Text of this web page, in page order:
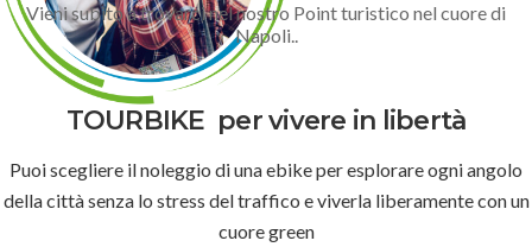
Vieni subito a trovarci nel nostro Point turistico nel cuore di
Napoli..
TOURBIKE per vivere in libertà
Puoi scegliere il noleggio di una ebike per esplorare ogni angolo
della città senza lo stress del traffico e viverla liberamente con un
cuore green